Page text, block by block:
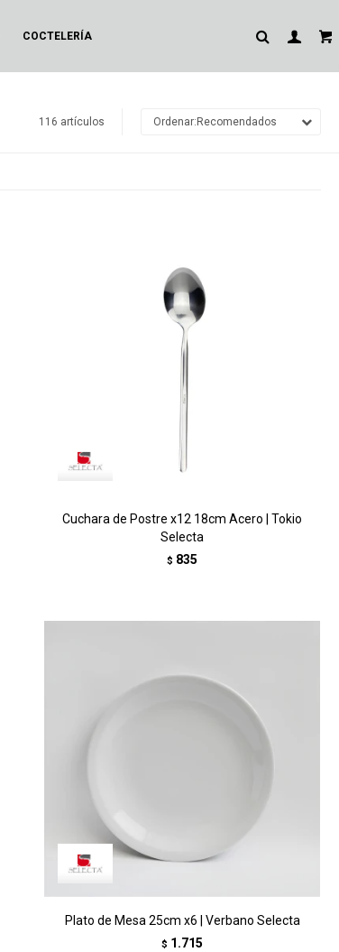
COCTELERÍA
116 artículos Recomendados
Cuchara de Postre x12 18cm Acero | Tokio
Selecta
$ 835
Plato de Mesa 25cm x6 | Verbano Selecta
$ 1.715